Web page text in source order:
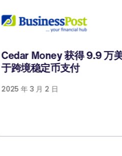
Cedar Money 获得 9.9 万美
于跨境稳定币支付
2025 年 3 月 2 日